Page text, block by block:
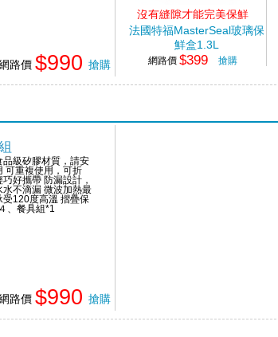
路價 $990 搶購
沒有縫隙才能完美保鮮
法國特福MasterSeal玻璃保
鮮盒1.3L
網路價 $399 搶購
品級矽膠材質，請安
可重複使用，可折
巧好攜帶 防漏設計，
水不滴漏 微波加熱最
受120度高溫 摺疊保
、餐具組*1
路價 $990 搶購